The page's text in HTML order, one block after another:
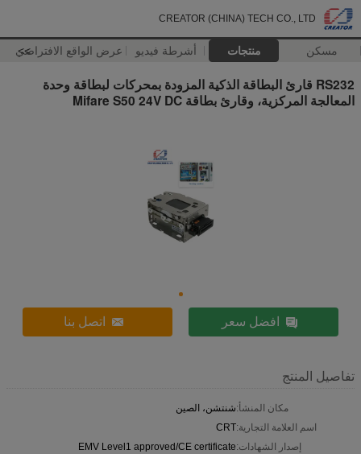
CREATOR (CHINA) TECH CO., LTD
مسكن منتجات أشرطة فيديو عرض الواقع الافتراضي
>>
RS232 قارئ البطاقة الذكية المزودة بمحركات لبطاقة وحدة
المعالجة المركزية، وقارئ بطاقة Mifare S50 24V DC
افضل سعر اتصل بنا
تفاصيل المنتج
مكان المنشأ:شنتشن، الصين
اسم العلامة التجارية:CRT
إصدار الشهادات:EMV Level1 approved/CE certificate